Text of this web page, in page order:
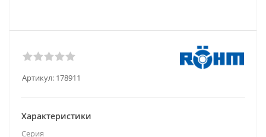
Артикул: 178911
Характеристики
Серия